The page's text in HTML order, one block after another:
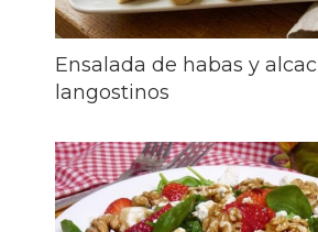
Ensalada de habas y
langostinos